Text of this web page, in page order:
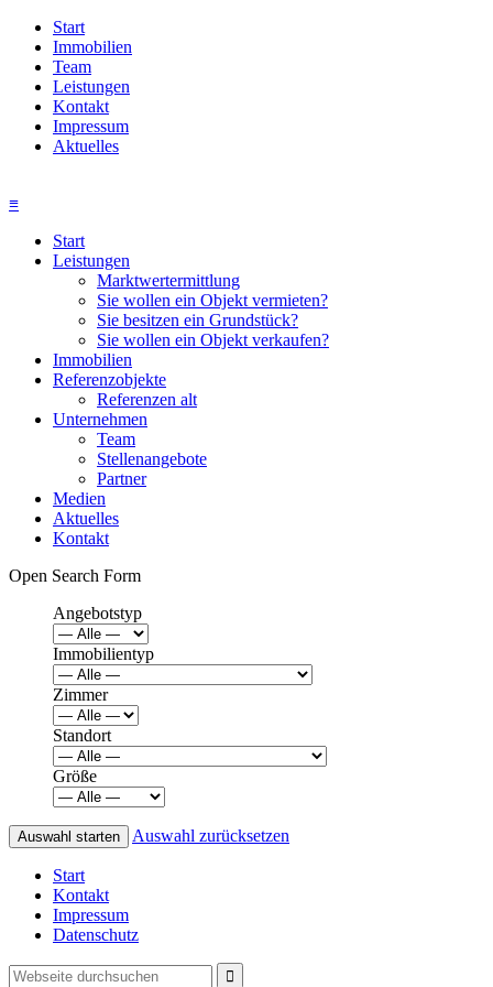
Start
Immobilien
Team
Leistungen
Kontakt
Impressum
Aktuelles
≡
Start
Leistungen
Marktwertermittlung
Sie wollen ein Objekt vermieten?
Sie besitzen ein Grundstück?
Sie wollen ein Objekt verkaufen?
Immobilien
Referenzobjekte
Referenzen alt
Unternehmen
Team
Stellenangebote
Partner
Medien
Aktuelles
Kontakt
Open Search Form
Angebotstyp
Immobilientyp
Zimmer
Standort
Größe
Auswahl zurücksetzen
Start
Kontakt
Impressum
Datenschutz